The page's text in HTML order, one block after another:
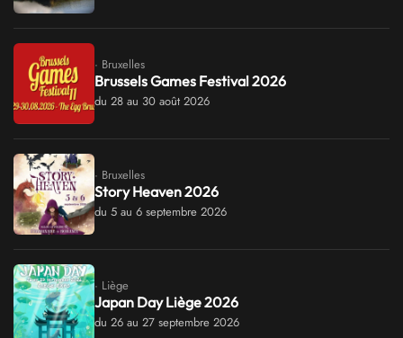
· Bruxelles
Brussels Games Festival 2026
du 28 au 30 août 2026
· Bruxelles
Story Heaven 2026
du 5 au 6 septembre 2026
· Liège
Japan Day Liège 2026
du 26 au 27 septembre 2026